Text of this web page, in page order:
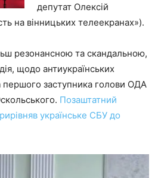
депутат Олексій
на вінницьких телеекранах»).
резонансною та скандальною,
щодо антиукраїнських
заступника голови ОДА
Позаштатний
українське СБУ до